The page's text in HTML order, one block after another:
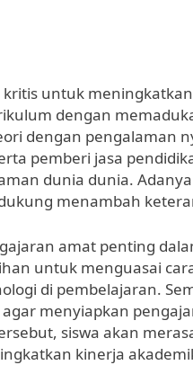
untuk
dengan
dengan pengalaman
pemberi jasa
dunia dunia.
menambah
amat penting
untuk menguasai
di pembelajaran.
menyiapkan
siswa akan
kinerja